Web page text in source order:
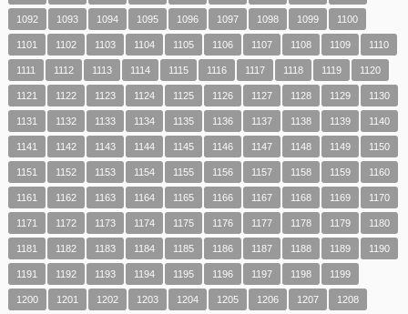
1092 1093 1094 1095 1096 1097 1098 1099 1100
1101 1102 1103 1104 1105 1106 1107 1108 1109 1110
1111 1112 1113 1114 1115 1116 1117 1118 1119 1120
1121 1122 1123 1124 1125 1126 1127 1128 1129 1130
1131 1132 1133 1134 1135 1136 1137 1138 1139 1140
1141 1142 1143 1144 1145 1146 1147 1148 1149 1150
1151 1152 1153 1154 1155 1156 1157 1158 1159 1160
1161 1162 1163 1164 1165 1166 1167 1168 1169 1170
1171 1172 1173 1174 1175 1176 1177 1178 1179 1180
1181 1182 1183 1184 1185 1186 1187 1188 1189 1190
1191 1192 1193 1194 1195 1196 1197 1198 1199
1200 1201 1202 1203 1204 1205 1206 1207 1208